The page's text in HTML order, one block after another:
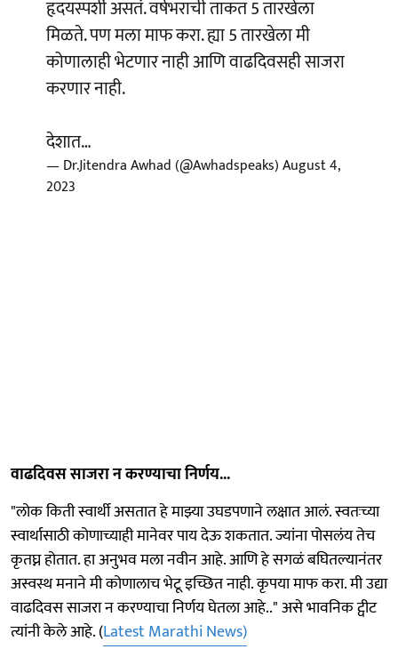
हृदयस्पर्शी असतं. वर्षभराची ताकत 5 तारखेला
मिळते. पण मला माफ करा. ह्या 5 तारखेला मी
कोणालाही भेटणार नाही आणि वाढदिवसही साजरा
करणार नाही.
देशात…
— Dr.Jitendra Awhad (@Awhadspeaks)August 4,
2023
वाढदिवस साजरा न करण्याचा निर्णय...
"लोक किती स्वार्थी असतात हे माझ्या उघडपणाने लक्षात आलं. स्वतःच्या
स्वार्थासाठी कोणाच्याही मानेवर पाय देऊ शकतात. ज्यांना पोसलंय तेच
कृतघ्न होतात. हा अनुभव मला नवीन आहे. आणि हे सगळं बघितल्यानंतर
अस्वस्थ मनाने मी कोणालाच भेटू इच्छित नाही. कृपया माफ करा. मी उद्या
वाढदिवस साजरा न करण्याचा निर्णय घेतला आहे.." असे भावनिक ट्वीट
त्यांनी केले आहे. (Latest Marathi News)